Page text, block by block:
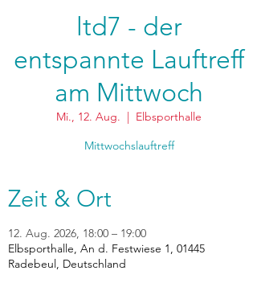
ltd7 - der
entspannte Lauftreff
am Mittwoch
Mi., 12. Aug.
  |
Elbsporthalle
Mittwochslauftreff
Zeit & Ort
12. Aug. 2026, 18:00 – 19:00
Elbsporthalle, An d. Festwiese 1, 01445
Radebeul, Deutschland